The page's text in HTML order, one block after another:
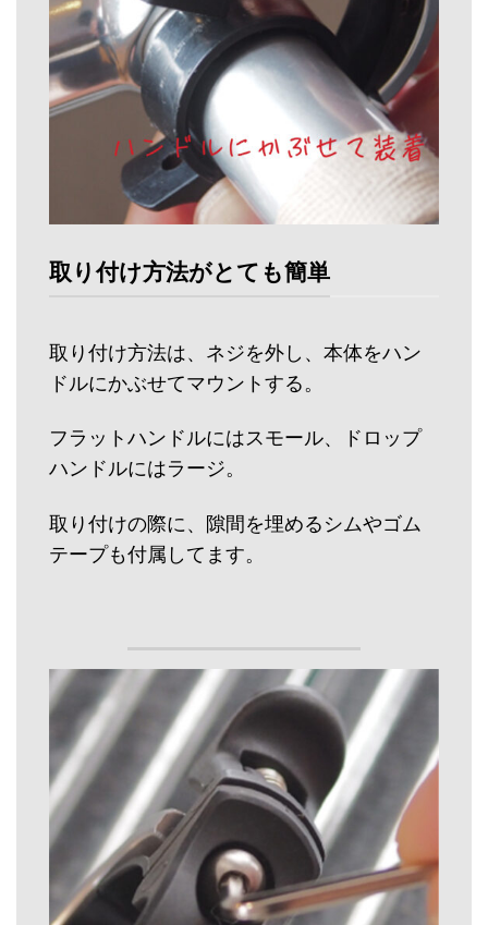
取り付け方法がとても簡単
取り付け方法は、ネジを外し、本体をハン
ドルにかぶせてマウントする。
フラットハンドルにはスモール、ドロップ
ハンドルにはラージ。
取り付けの際に、隙間を埋めるシムやゴム
テープも付属してます。